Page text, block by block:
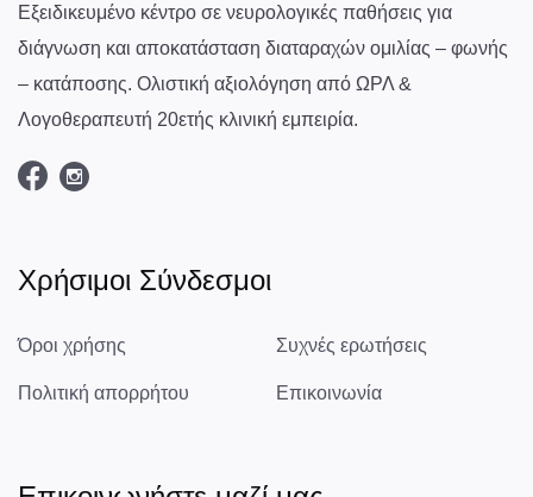
Εξειδικευμένο κέντρο σε νευρολογικές παθήσεις για
διάγνωση και αποκατάσταση διαταραχών ομιλίας – φωνής
– κατάποσης. Ολιστική αξιολόγηση από ΩΡΛ &
Λογοθεραπευτή 20ετής κλινική εμπειρία.
Χρήσιμοι Σύνδεσμοι
Όροι χρήσης
Πολιτική απορρήτου
Συχνές ερωτήσεις
Επικοινωνία